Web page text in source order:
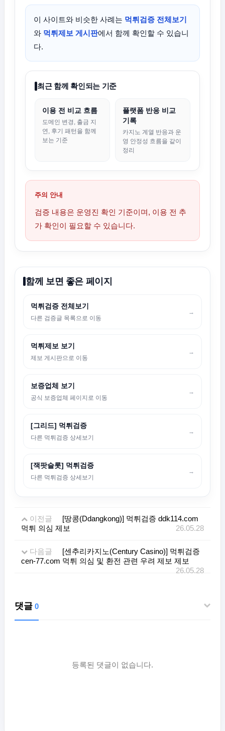
이 사이트와 비슷한 사례는 먹튀검증 전체보기
와 먹튀제보 게시판에서 함께 확인할 수 있습니
다.
최근 함께 확인되는 기준
이용 전 비교 흐름
도메인 변경, 출금 지
연, 후기 패턴을 함께
보는 기준
플랫폼 반응 비교
기록
카지노 계열 반응과 운
영 안정성 흐름을 같이
정리
주의 안내
검증 내용은 운영진 확인 기준이며, 이용 전 추
가 확인이 필요할 수 있습니다.
함께 보면 좋은 페이지
먹튀검증 전체보기
다른 검증글 목록으로 이동
→
먹튀제보 보기
제보 게시판으로 이동
→
보증업체 보기
공식 보증업체 페이지로 이동
→
[그리드] 먹튀검증
다른 먹튀검증 상세보기
→
[잭팟슬롯] 먹튀검증
다른 먹튀검증 상세보기
→
이전글
[땅콩(Ddangkong)] 먹튀검증 ddk114.com
먹튀 의심 제보
26.05.28
다음글
[센추리카지노(Century Casino)] 먹튀검증
cen-77.com 먹튀 의심 및 환전 관련 우려 제보 제보
26.05.28
댓글 0
등록된 댓글이 없습니다.